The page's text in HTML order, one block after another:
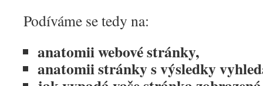
Podíváme se tedy na:
anatomii webové stránky,
anatomii stránky s výsledky